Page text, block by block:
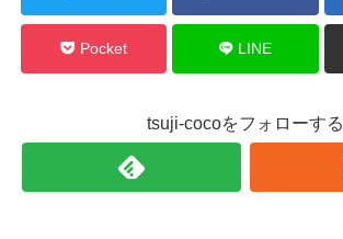
Pocket LINE
tsuji-cocoをフォローする